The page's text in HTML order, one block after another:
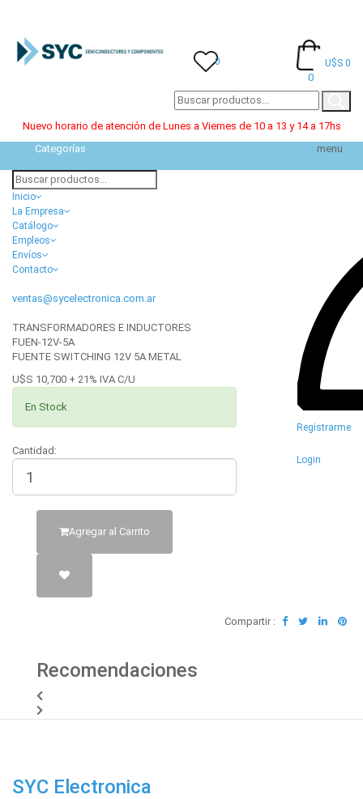
Registrarme
Login
0
0
U$S 0
Nuevo horario de atención de Lunes a Viernes de 10 a 13 y 14 a 17hs
Categorías
menu
Inicio
La Empresa
Catálogo
Empleos
Envíos
Contacto
ventas@sycelectronica.com.ar
TRANSFORMADORES E INDUCTORES
FUEN-12V-5A
FUENTE SWITCHING 12V 5A METAL
U$S 10,700 + 21% IVA C/U
En Stock
Cantidad:
Agregar al Carrito
Compartir :
Recomendaciones
SYC Electronica